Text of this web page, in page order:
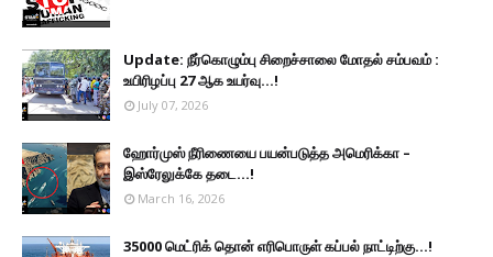
Update: நீர்கொழும்பு சிறைச்சாலை மோதல் சம்பவம் :
உயிரிழப்பு 27 ஆக உயர்வு...!
July 07, 2026
ஹோர்முஸ் நீரிணையை பயன்படுத்த அமெரிக்கா –
இஸ்ரேலுக்கே தடை...!
March 16, 2026
35000 மெட்ரிக் தொன் எரிபொருள் கப்பல் நாட்டிற்கு...!